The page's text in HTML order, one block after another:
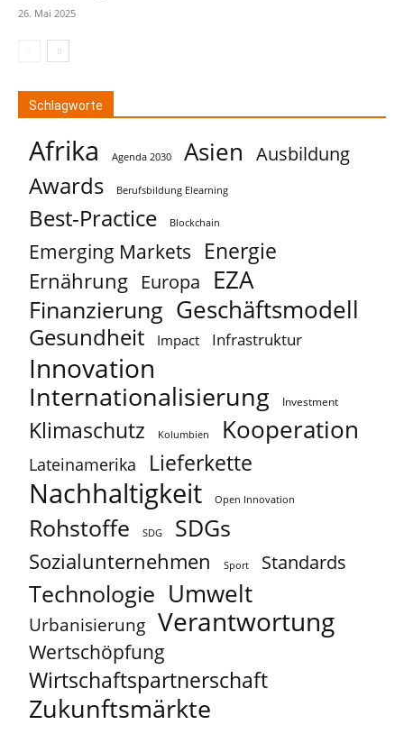
26. Mai 2025
Schlagworte
Afrika Agenda 2030 Asien Ausbildung
Awards Berufsbildung Elearning
Best-Practice Blockchain
Emerging Markets Energie
Ernährung Europa EZA
Finanzierung Geschäftsmodell
Gesundheit Impact Infrastruktur
Innovation
Internationalisierung Investment
Klimaschutz Kolumbien Kooperation
Lateinamerika Lieferkette
Nachhaltigkeit Open Innovation
Rohstoffe SDG SDGs
Sozialunternehmen Sport Standards
Technologie Umwelt
Urbanisierung Verantwortung
Wertschöpfung
Wirtschaftspartnerschaft
Zukunftsmärkte